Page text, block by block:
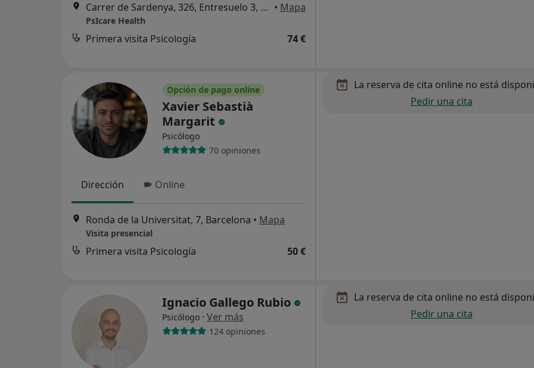
Carrer de Sardenya, 326, Entresuelo 3, Barcelona • Mapa
PsIcare Health
Primera visita Psicología 74 €
Opción de pago online
Xavier Sebastià
Margarit
Psicólogo
70 opiniones
Dirección Online
Ronda de la Universitat, 7, Barcelona • Mapa
Visita presencial
Primera visita Psicología 50 €
La reserva de cita online no está
Pedir una cita
Ignacio Gallego Rubio
Psicólogo · Ver más
124 opiniones
La reserva de cita online no está
Pedir una cita